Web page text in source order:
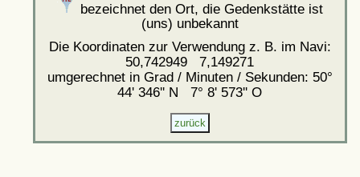
bezeichnet den Ort, die Gedenkstätte ist
(uns) unbekannt
Die Koordinaten zur Verwendung z. B. im Navi:
50,742949 7,149271
umgerechnet in Grad / Minuten / Sekunden: 50°
44' 346'' N 7° 8' 573'' O